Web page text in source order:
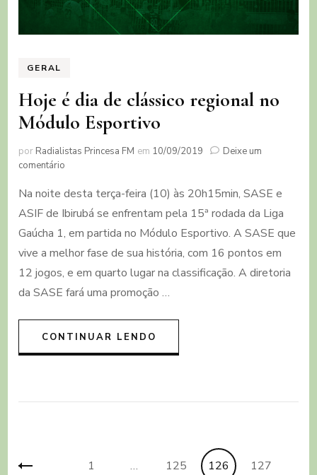
GERAL
Hoje é dia de clássico regional no
Módulo Esportivo
por Radialistas Princesa FM em 10/09/2019
Deixe um
comentário
é
dia
de
clássico
regional
Módulo
Esportivo
Na noite desta terça-feira (10) às 20h15min, SASE e
ASIF de Ibirubá se enfrentam pela 15ª rodada da Liga
Gaúcha 1, em partida no Módulo Esportivo. A SASE que
vive a melhor fase de sua história, com 16 pontos em
12 jogos, e em quarto lugar na classificação. A diretoria
da SASE fará uma promoção …
CONTINUAR LENDO
PaginaçãoPágina
1 … Página
125 Página
126 Página
127